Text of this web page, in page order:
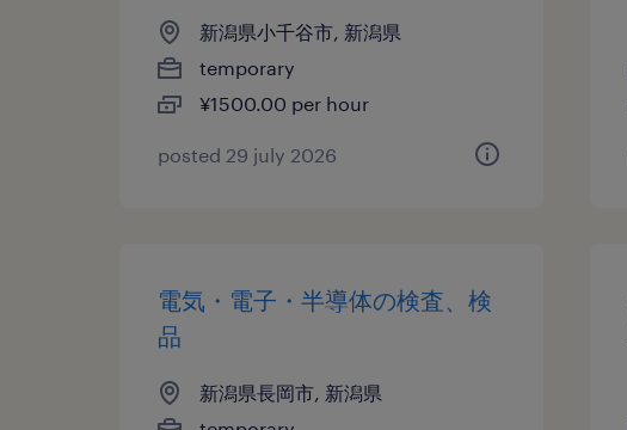
新潟県小千谷市, 新潟県
temporary
¥1500.00 per hour
posted 29 july 2026
電気・電子・半導体の検査、検
品
新潟県長岡市, 新潟県